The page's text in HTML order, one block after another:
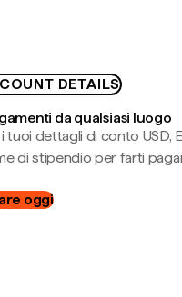
DETAILS
da qualsiasi luogo
tuoi dettagli di conto USD,
di stipendio per farti
oggi